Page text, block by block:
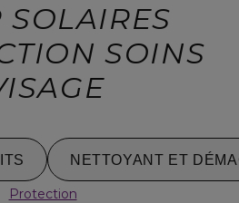
SOLAIRES
SOINS
NETTOYANT ET
Protection